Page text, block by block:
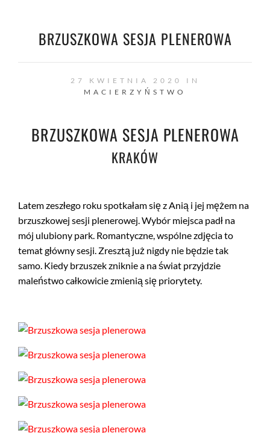
BRZUSZKOWA SESJA PLENEROWA
27 KWIETNIA 2020 IN
MACIERZYŃSTWO
BRZUSZKOWA SESJA PLENEROWA
KRAKÓW
Latem zeszłego roku spotkałam się z Anią i jej mężem na
brzuszkowej sesji plenerowej. Wybór miejsca padł na
mój ulubiony park. Romantyczne, wspólne zdjęcia to
temat główny sesji. Zresztą już nigdy nie będzie tak
samo. Kiedy brzuszek zniknie a na świat przyjdzie
maleństwo całkowicie zmienią się priorytety.